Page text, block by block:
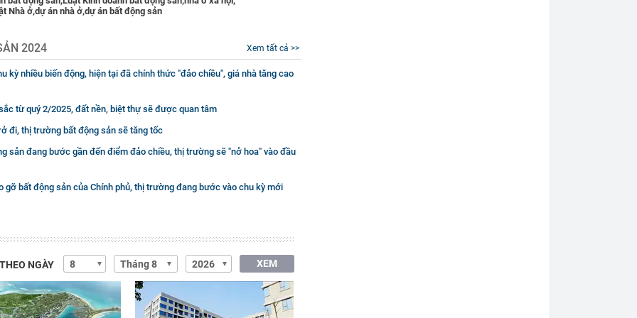
Nhà ở,dự án nhà ở,dự án bất động sản
2024 Xem tất cả >>
kỳ nhiều biến động, hiện tại đã chính thức "đảo chiều", giá nhà tăng cao
từ quý 2/2025, đất nền, biệt thự sẽ được quan tâm
đi, thị trường bất động sản sẽ tăng tốc
sản đang bước gần đến điểm đảo chiều, thị trường sẽ "nở hoa" vào đầu
gỡ bất động sản của Chính phủ, thị trường đang bước vào chu kỳ mới
NGÀY XEM